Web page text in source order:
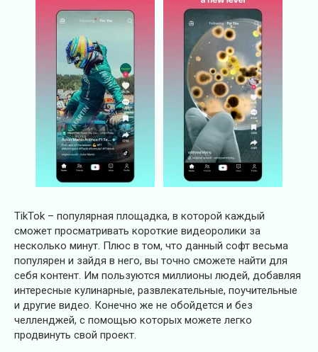
TikTok – популярная площадка, в которой каждый
сможет просматривать короткие видеоролики за
несколько минут. Плюс в том, что данный софт весьма
популярен и зайдя в него, вы точно сможете найти для
себя контент. Им пользуются миллионы людей, добавляя
интересные кулинарные, развлекательные, поучительные
и другие видео. Конечно же не обойдется и без
челленджей, с помощью которых можете легко
продвинуть свой проект.